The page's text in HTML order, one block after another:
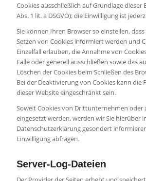
Cookies ausschließlich auf Grundlage dieser
Abs. 1 lit. a DSGVO); die Einwilligung ist
Sie können Ihren Browser so einstellen, dass
Setzen von Cookies informiert werden und
Einzelfall erlauben, die Annahme von
Fälle oder generell ausschließen sowie das
Löschen der Cookies beim Schließen des
Bei der Deaktivierung von Cookies kann die
dieser Website eingeschränkt sein.
Soweit Cookies von Drittunternehmen oder
eingesetzt werden, werden wir Sie hierüber
Datenschutzerklärung gesondert
Einwilligung abfragen.
Server-Log-Dateien